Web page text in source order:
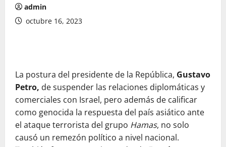
admin
octubre 16, 2023
La postura del presidente de la República, Gustavo
Petro, de suspender las relaciones diplomáticas y
comerciales con Israel, pero además de calificar
como genocida la respuesta del país asiático ante
el ataque terrorista del grupo Hamas, no solo
causó un remezón político a nivel nacional.